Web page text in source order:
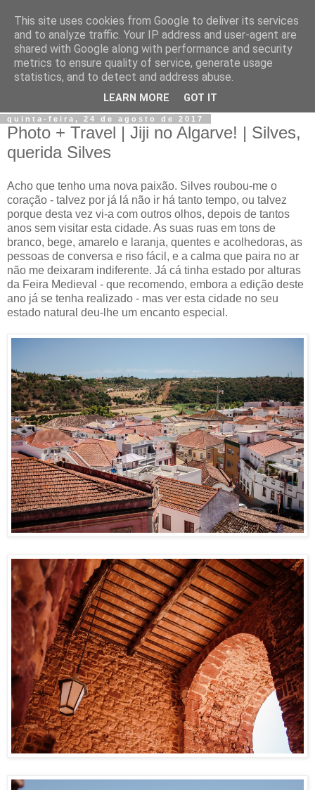
Jiji
Fotografia, devaneios, moda, teatro, e tudo o que eu possa
quinta-feira, 24 de agosto de 2017
Photo + Travel | Jiji no Algarve! | Silves,
querida Silves
Acho que tenho uma nova paixão. Silves roubou-me o
coração - talvez por já lá não ir há tanto tempo, ou talvez
porque desta vez vi-a com outros olhos, depois de tantos
anos sem visitar esta cidade. As suas ruas em tons de
branco, bege, amarelo e laranja, quentes e acolhedoras, as
pessoas de conversa e riso fácil, e a calma que paira no ar
não me deixaram indiferente. Já cá tinha estado por alturas
da Feira Medieval - que recomendo, embora a edição deste
ano já se tenha realizado - mas ver esta cidade no seu
estado natural deu-lhe um encanto especial.
This site uses cookies from Google to deliver its services
and to analyze traffic. Your IP address and user-agent are
shared with Google along with performance and security
metrics to ensure quality of service, generate usage
statistics, and to detect and address abuse.
LEARN MORE GOT IT